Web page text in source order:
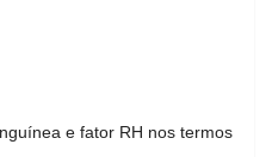
e fator RH nos termos